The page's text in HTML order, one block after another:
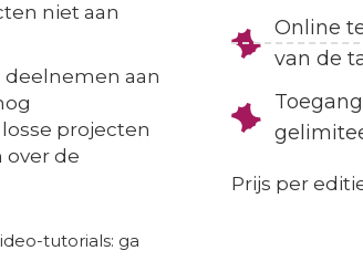
niet aan
deelnemen aan
projecten
over de
tutorials: ga
Online
van de
Prijs per